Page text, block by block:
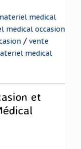
medical
medical occasion
/ vente
medical
et